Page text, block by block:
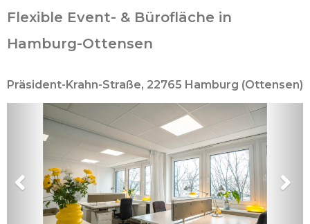
Flexible Event- & Bürofläche in
Hamburg-Ottensen
Präsident-Krahn-Straße, 22765 Hamburg (Ottensen)